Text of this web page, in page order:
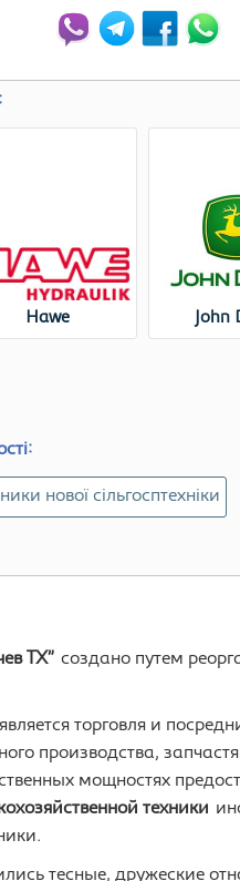
Hawe John
нової сільгосптехніки
ТХ” создано путем
торговля и
производства,
мощностях
техники
тесные, дружеские